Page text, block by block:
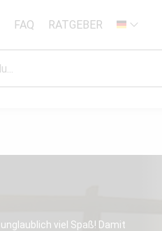
FAQ RATGEBER DE
viel Spaß! Damit